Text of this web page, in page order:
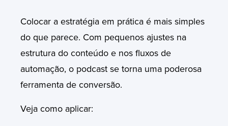
Colocar a estratégia em prática é mais simples
do que parece. Com pequenos ajustes na
estrutura do conteúdo e nos fluxos de
automação, o podcast se torna uma poderosa
ferramenta de conversão.
Veja como aplicar: